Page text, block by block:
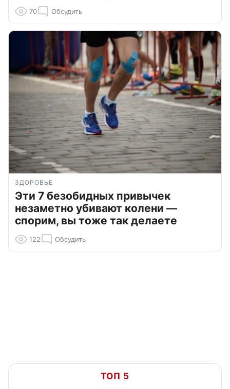
70 Обсудить
ЗДОРОВЬЕ
Эти 7 безобидных привычек
незаметно убивают колени —
спорим, вы тоже так делаете
122 Обсудить
ТОП 5